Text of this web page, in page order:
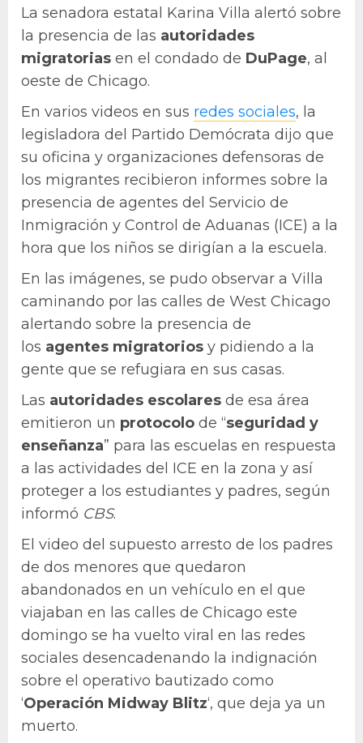
La senadora estatal Karina Villa alertó sobre
la presencia de las autoridades
migratorias en el condado de DuPage, al
oeste de Chicago.
En varios videos en sus redes sociales, la
legisladora del Partido Demócrata dijo que
su oficina y organizaciones defensoras de
los migrantes recibieron informes sobre la
presencia de agentes del Servicio de
Inmigración y Control de Aduanas (ICE) a la
hora que los niños se dirigían a la escuela.
En las imágenes, se pudo observar a Villa
caminando por las calles de West Chicago
alertando sobre la presencia de
los agentes migratorios y pidiendo a la
gente que se refugiara en sus casas.
Las autoridades escolares de esa área
emitieron un protocolo de “seguridad y
enseñanza” para las escuelas en respuesta
a las actividades del ICE en la zona y así
proteger a los estudiantes y padres, según
informó CBS.
El video del supuesto arresto de los padres
de dos menores que quedaron
abandonados en un vehículo en el que
viajaban en las calles de Chicago este
domingo se ha vuelto viral en las redes
sociales desencadenando la indignación
sobre el operativo bautizado como
‘Operación Midway Blitz‘, que deja ya un
muerto.